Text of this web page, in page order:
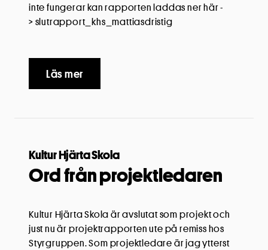
inte fungerar kan rapporten laddas ner här -
> slutrapport_khs_mattiasdristig
Läs mer
Kultur Hjärta Skola
Ord från projektledaren
Kultur Hjärta Skola är avslutat som projekt och
just nu är projektrapporten ute på remiss hos
Styrgruppen. Som projektledare är jag ytterst